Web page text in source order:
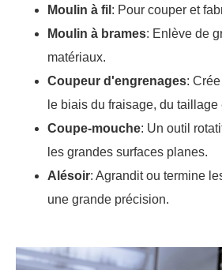
Moulin à fil : Pour couper et
Moulin à brames: Enlève de
matériaux.
Coupeur d'engrenages:
le biais du fraisage, du
Coupe-mouche: Un outil
les grandes surfaces planes.
Alésoir: Agrandit ou termine
une grande précision.